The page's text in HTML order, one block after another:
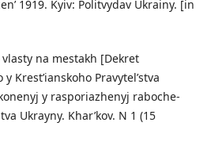
1919. Kyiv: Politvydav Ukrainy. [in
na mestakh [Dekret
Krest’ianskoho Pravytel’stva
y rasporiazhenyj raboche-
Ukrayny. Khar’kov. N 1 (15